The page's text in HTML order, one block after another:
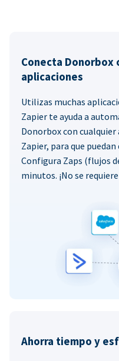
Conecta Donorbox
aplicaciones
Utilizas muchas
Zapier te ayuda a
Donorbox con
Zapier, para que
Configura Zaps (flujos
minutos. ¡No se
Ahorra tiempo y